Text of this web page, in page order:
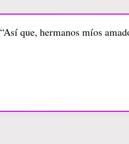
“Así que, hermanos míos